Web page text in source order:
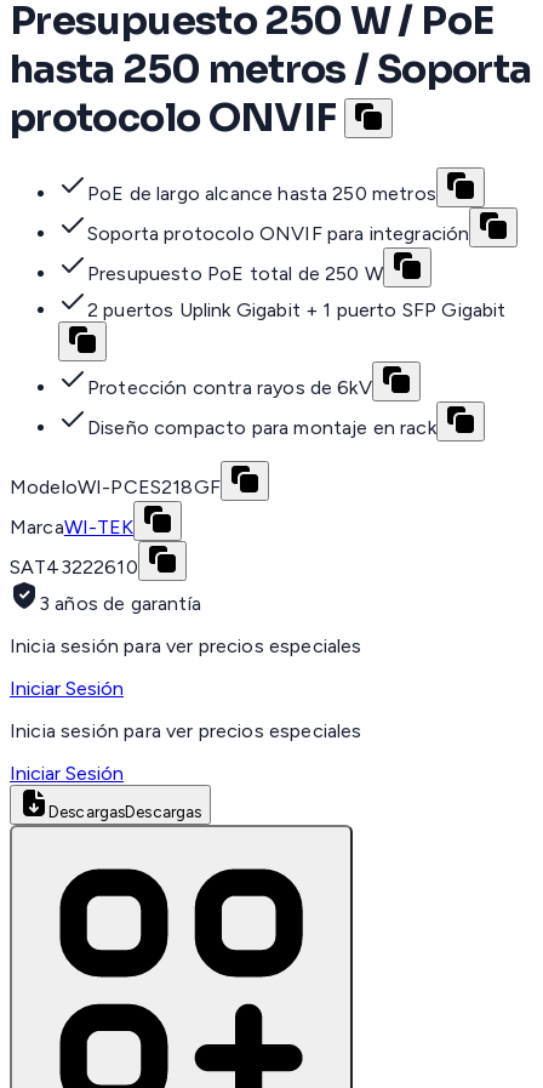
Presupuesto 250 W / PoE
hasta 250 metros / Soporta
protocolo ONVIF
PoE de largo alcance hasta 250 metros
Soporta protocolo ONVIF para integración
Presupuesto PoE total de 250 W
2 puertos Uplink Gigabit + 1 puerto SFP Gigabit
Protección contra rayos de 6kV
Diseño compacto para montaje en rack
ModeloWI-PCES218GF
MarcaWI-TEK
SAT43222610
3 años de garantía
Inicia sesión para ver precios especiales
Iniciar Sesión
Inicia sesión para ver precios especiales
Iniciar Sesión
DescargasDescargas